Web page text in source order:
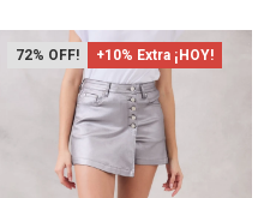
72 +10% Extra ¡HOY!